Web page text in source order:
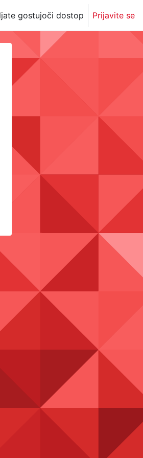
gostujoči dostop Prijavite se